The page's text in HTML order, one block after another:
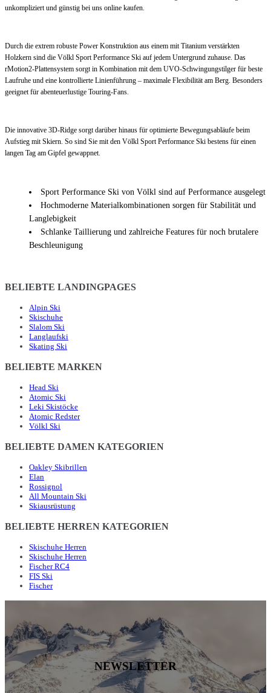
unkompliziert und günstig bei uns online kaufen.
Durch die extrem robuste Power Konstruktion aus einem mit Titanium verstärkten
Holzkern sind die Völkl Sport Performance Ski auf jedem Untergrund zuhause. Das
rMotion2-Plattensystem sorgt in Kombination mit dem UVO-Schwingungstilger für beste
Laufruhe und eine kontrollierte Linienführung – maximale Flexibilität am Berg. Besonders
geeignet für abenteuerlustige Touring-Fans.
Die innovative 3D-Ridge sorgt darüber hinaus für optimierte Bewegungsabläufe beim
Aufstieg mit Skiern. So sind Sie mit den Völkl Sport Performance Ski bestens für einen
langen Tag am Gipfel gewappnet.
Sport Performance Ski von Völkl sind auf Performance ausgelegt
Hochmoderne Materialkombinationen sorgen für Stabilität und
Langlebigkeit
Schlanke Taillierung und zahlreiche Features für noch brutalere
Beschleunigung
BELIEBTE LANDINGPAGES
Alpin Ski
Skischuhe
Slalom Ski
Langlaufski
Skating Ski
BELIEBTE MARKEN
Head Ski
Atomic Ski
Leki Skistöcke
Atomic Redster
Völkl Ski
BELIEBTE DAMEN KATEGORIEN
Oakley Skibrillen
Elan
Rossignol
All Mountain Ski
Skiausrüstung
BELIEBTE HERREN KATEGORIEN
Skischuhe Herren
Skischuhe Herren
Fischer RC4
FIS Ski
Fischer
NEWSLETTER